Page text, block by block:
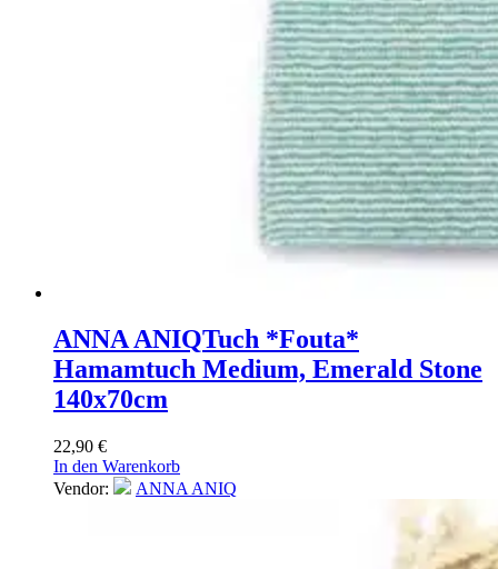
ANNA ANIQTuch *Fouta*
Hamamtuch Medium, Emerald Stone
140x70cm
22,90 €
In den Warenkorb
Vendor:
ANNA ANIQ